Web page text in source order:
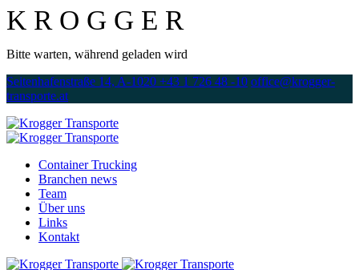
K R O G G E R
Bitte warten, während geladen wird
Seitenhafenstraße 14, A-1020 +43 1 726 48 -10 office@krogger-
transporte.at
Container Trucking
Branchen news
Team
Über uns
Links
Kontakt